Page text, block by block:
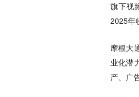
旗下视
2025年
摩根大
业化潜
产、广